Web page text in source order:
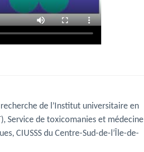
de l’Institut universitaire en
Service de toxicomanies et médecine
CIUSSS du Centre-Sud-de-l’Île-de-